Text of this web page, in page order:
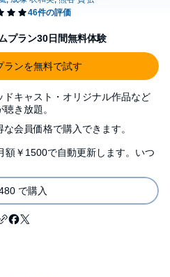
プラン30日間無料体験
ランを無料で試す
ドキャスト・オリジナル作品など
き放題。
会員価格で購入できます。
額￥1500で自動更新します。いつ
で購入